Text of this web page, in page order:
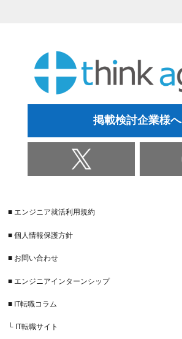
掲載検討企業様へ
■ エンジニア就活利用規約
■ 個人情報保護方針
■ お問い合わせ
■ エンジニアインターンシップ
■ IT転職コラム
└ IT転職サイト